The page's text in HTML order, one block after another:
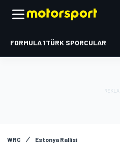
FORMULA 1TÜRK SPORCULAR
WRC Estonya Rallisi